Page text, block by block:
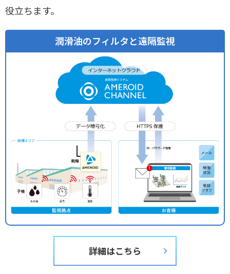
役立ちます。
潤滑油のフィルタと遠隔監視
詳細はこちら